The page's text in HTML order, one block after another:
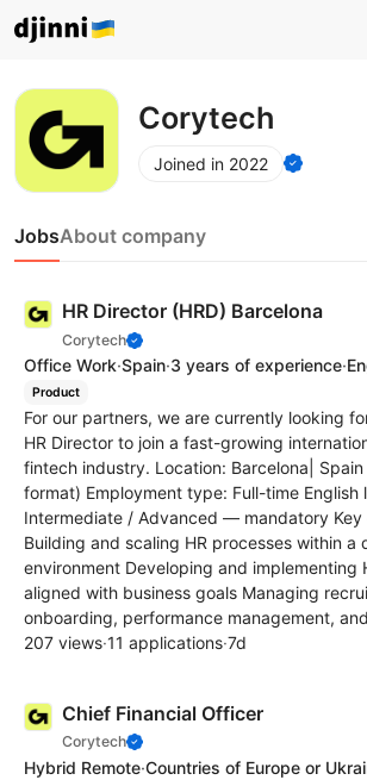
Corytech
Joined in 2022
JobsAbout company
HR Director (HRD) Barcelona
Corytech
Office Work·Spain·3 years of experience·
Product
For our partners, we are currently looking
HR Director to join a fast-growing
fintech industry. Location: Barcelona|
format) Employment type: Full-time English
Intermediate / Advanced — mandatory Key
Building and scaling HR processes within a
environment Developing and implementing
aligned with business goals Managing
onboarding, performance management,
207 views·11 applications·7d
Chief Financial Officer
Corytech
Hybrid Remote·Countries of Europe or